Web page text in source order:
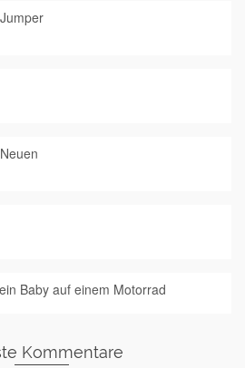
Baby auf einem Motorrad
Kommentare